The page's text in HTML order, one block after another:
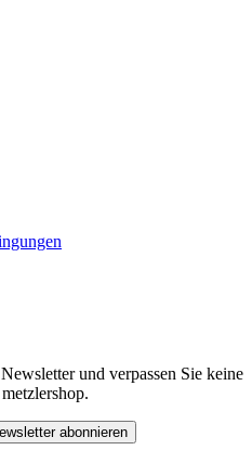
und verpassen Sie keine
abonnieren